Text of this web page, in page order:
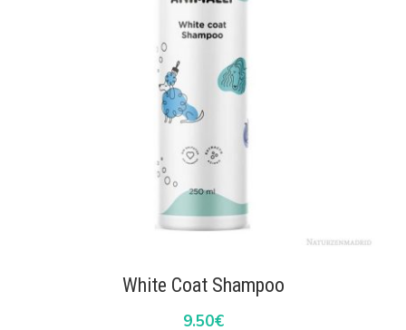
White Coat Shampoo
9.50€